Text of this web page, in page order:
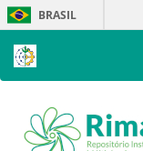
Skip
navigation
BRASIL